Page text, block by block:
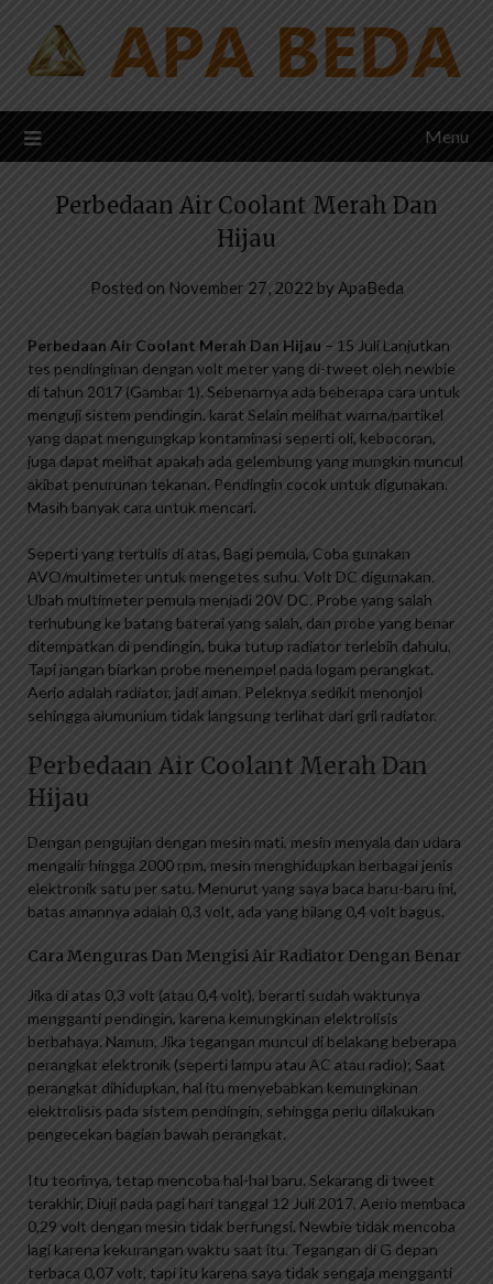
content
Menu
Perbedaan Air Coolant Merah Dan
Hijau
Posted on November 27, 2022 byApaBeda
Perbedaan Air Coolant Merah Dan Hijau – 15 Juli Lanjutkan
tes pendinginan dengan volt meter yang di-tweet oleh newbie
di tahun 2017 (Gambar 1). Sebenarnya ada beberapa cara untuk
menguji sistem pendingin. karat Selain melihat warna/partikel
yang dapat mengungkap kontaminasi seperti oli, kebocoran,
juga dapat melihat apakah ada gelembung yang mungkin muncul
akibat penurunan tekanan. Pendingin cocok untuk digunakan.
Masih banyak cara untuk mencari.
Seperti yang tertulis di atas, Bagi pemula, Coba gunakan
AVO/multimeter untuk mengetes suhu. Volt DC digunakan.
Ubah multimeter pemula menjadi 20V DC. Probe yang salah
terhubung ke batang baterai yang salah, dan probe yang benar
ditempatkan di pendingin, buka tutup radiator terlebih dahulu,
Tapi jangan biarkan probe menempel pada logam perangkat.
Aerio adalah radiator, jadi aman. Peleknya sedikit menonjol
sehingga alumunium tidak langsung terlihat dari gril radiator.
Perbedaan Air Coolant Merah Dan
Hijau
Dengan pengujian dengan mesin mati, mesin menyala dan udara
mengalir hingga 2000 rpm, mesin menghidupkan berbagai jenis
elektronik satu per satu. Menurut yang saya baca baru-baru ini,
batas amannya adalah 0,3 volt, ada yang bilang 0,4 volt bagus.
Cara Menguras Dan Mengisi Air Radiator Dengan Benar
Jika di atas 0,3 volt (atau 0,4 volt), berarti sudah waktunya
mengganti pendingin, karena kemungkinan elektrolisis
berbahaya. Namun, Jika tegangan muncul di belakang beberapa
perangkat elektronik (seperti lampu atau AC atau radio); Saat
perangkat dihidupkan, hal itu menyebabkan kemungkinan
elektrolisis pada sistem pendingin, sehingga perlu dilakukan
pengecekan bagian bawah perangkat.
Itu teorinya, tetap mencoba hal-hal baru. Sekarang di tweet
terakhir, Diuji pada pagi hari tanggal 12 Juli 2017, Aerio membaca
0,29 volt dengan mesin tidak berfungsi. Newbie tidak mencoba
lagi karena kekurangan waktu saat itu. Tegangan di G depan
terbaca 0,07 volt, tapi itu karena saya tidak sengaja mengganti